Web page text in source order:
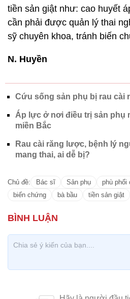
tiền sản giật như: cao huyết
cần phải được quản lý thai
sỹ chuyên khoa, tránh biến
N. Huyền
Cứu sống sản phụ bị rau cài
Áp lực ở nơi điều trị sản phụ
miền Bắc
Rau cài răng lược, bệnh lý
mang thai, ai dễ bị?
Chủ đề: Bác sĩ Sản phụ phù phổi
biến chứng
bà bầu tiền sản giật